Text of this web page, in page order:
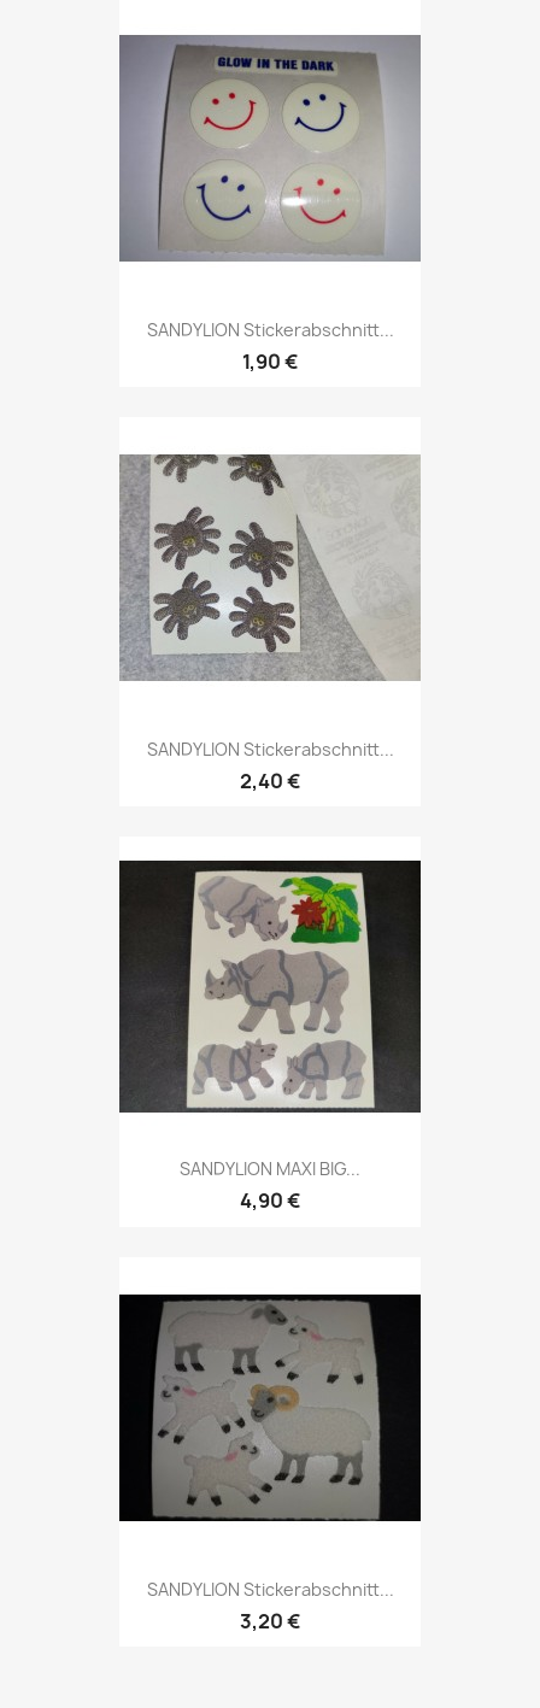
SANDYLION Stickerabschnitt...
1,90 €
SANDYLION Stickerabschnitt...
2,40 €
SANDYLION MAXI BIG...
4,90 €
SANDYLION Stickerabschnitt...
3,20 €